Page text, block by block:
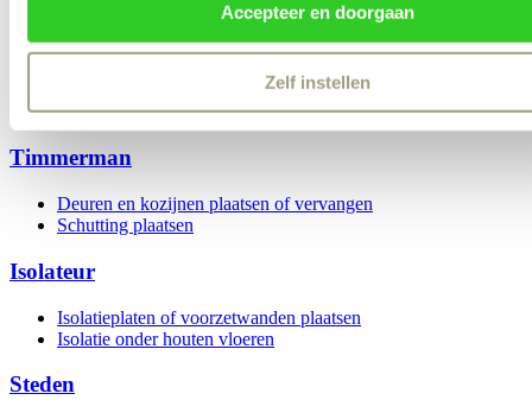
Accepteer en doorgaan
Zelf instellen
Tuin zomerklaar maken
Tuin opruimen / afval afvoeren
Tuinman inhuren
Timmerman
Deuren en kozijnen plaatsen of vervangen
Schutting plaatsen
Isolateur
Isolatieplaten of voorzetwanden plaatsen
Isolatie onder houten vloeren
Steden